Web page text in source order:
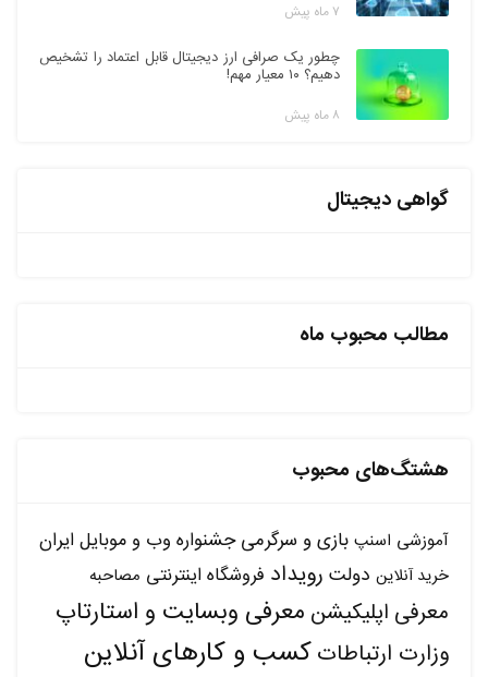
۷ ماه پیش
چطور یک صرافی ارز دیجیتال قابل اعتماد را تشخیص
دهیم؟ ۱۰ معیار مهم!
۸ ماه پیش
گواهی دیجیتال
مطالب محبوب ماه
هشتگ‌های محبوب
آموزشی اسنپ بازی و سرگرمی جشنواره وب و موبایل ایران
خرید آنلاین دولت رویداد فروشگاه اینترنتی مصاحبه
معرفی اپلیکیشن معرفی وبسایت و استارتاپ
وزارت ارتباطاتکسب و کارهای آنلاین